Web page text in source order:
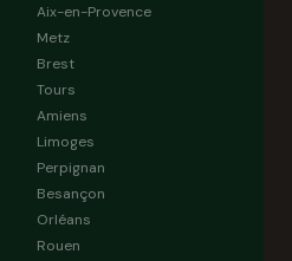
Aix-en-Provence
Metz
Brest
Tours
Amiens
Limoges
Perpignan
Besançon
Orléans
Rouen